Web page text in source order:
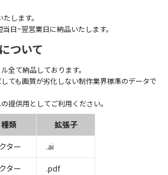
します。
日~翌営業日に納品いたします。
ついて
全て納品しております。
ても画質が劣化しない制作業界標準のデータで
提供用としてご利用ください。
種類
拡張子
ター
.ai
ター
.pdf